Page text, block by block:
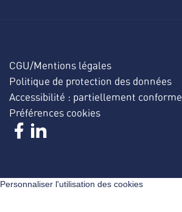
CGU/Mentions légales
Politique de protection des données
Accessibilité : partiellement conforme
Préférences cookies
Personnaliser l'utilisation des cookies